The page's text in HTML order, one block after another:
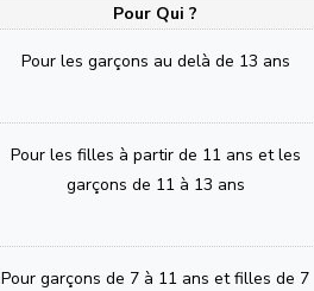
Pour Qui ?
Pour les garçons au delà de 13 ans
Pour les filles à partir de 11 ans et les
garçons de 11 à 13 ans
Pour garçons de 7 à 11 ans et filles de 7